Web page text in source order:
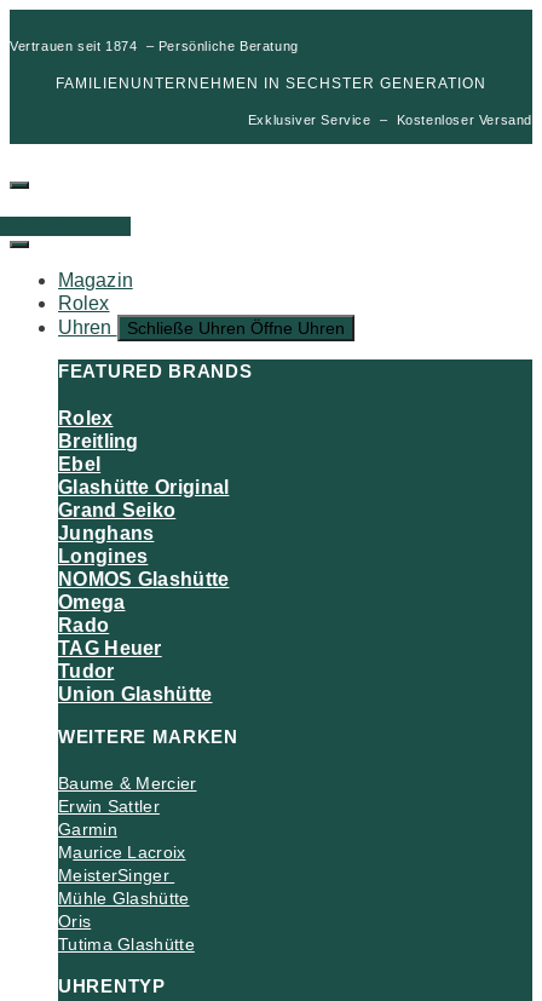
Vertrauen seit 1874 – Persönliche Beratung
FAMILIENUNTERNEHMEN IN SECHSTER GENERATION
Exklusiver Service – Kostenloser Versand
Magazin
Rolex
Uhren
Schließe Uhren Öffne Uhren
FEATURED BRANDS
Rolex
Breitling
Ebel
Glashütte Original
Grand Seiko
Junghans
Longines
NOMOS Glashütte
Omega
Rado
TAG Heuer
Tudor
Union Glashütte
WEITERE MARKEN
Baume & Mercier
Erwin Sattler
Garmin
Maurice Lacroix
MeisterSinger
Mühle Glashütte
Oris
Tutima Glashütte
UHRENTYP